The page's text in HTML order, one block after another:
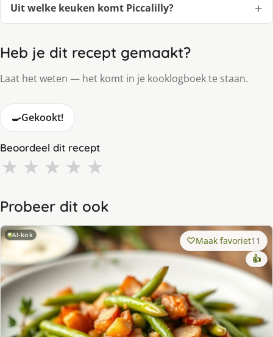
Uit welke keuken komt Piccalilly?
Heb je dit recept gemaakt?
Laat het weten — het komt in je kooklogboek te staan.
🍳Gekookt!
Beoordeel dit recept
★ ★ ★ ★ ★
Probeer dit ook
AI-kok Maak favoriet11
👍